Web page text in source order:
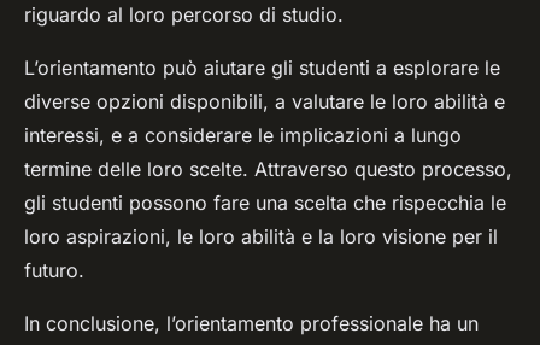
riguardo al loro percorso di studio.
L’orientamento può aiutare gli studenti a esplorare le
diverse opzioni disponibili, a valutare le loro abilità e
interessi, e a considerare le implicazioni a lungo
termine delle loro scelte. Attraverso questo processo,
gli studenti possono fare una scelta che rispecchia le
loro aspirazioni, le loro abilità e la loro visione per il
futuro.
In conclusione, l’orientamento professionale ha un